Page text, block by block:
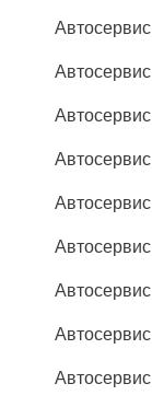
Автосервис
Автосервис
Автосервис
Автосервис
Автосервис
Автосервис
Автосервис
Автосервис
Автосервис